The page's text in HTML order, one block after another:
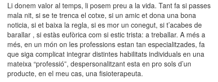
Li donem valor al temps, li posem preu a la vida. Tant fa si passes
mala nit, si se te trenca el cotxe, si un amic et dona una bona
noticia, si et baixa la regla, si es mor un conegut, si t’acabes de
barallar , si estàs eufòrica com si estic trista: a treballar. A més a
més, en un món on les professions estan tan especialitzades, fa
que siga complicat integrar distintes habilitats individuals en una
mateixa “professió”, despersonalitzant esta en pro sols d’un
producte, en el meu cas, una fisioterapeuta.